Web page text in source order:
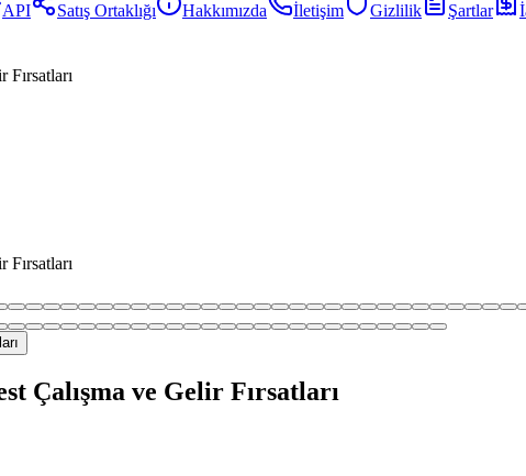
API Satış Ortaklığı Hakkımızda İletişim Gizlilik Şartlar
Çalışma ve Gelir Fırsatları